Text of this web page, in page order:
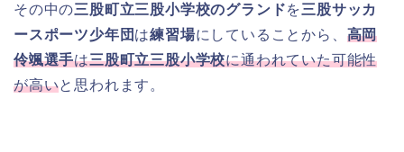
その中の三股町立三股小学校のグランドを三股サッカ
ースポーツ少年団 は練習場にしていることから、 高岡
伶颯選手は三股町立三股小学校に通われていた可能性
が高いと思われます。